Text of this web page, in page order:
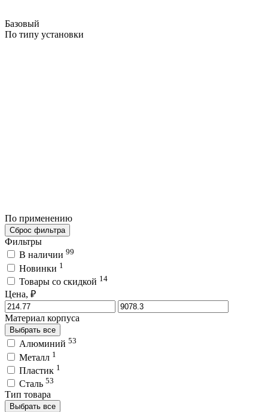
Базовый
По типу установки
По применению
Сброс фильтра
Фильтры
В наличии 99
Новинки 1
Товары со скидкой 14
Цена, ₽
Материал корпуса
Выбрать все
Алюминий 53
Металл 1
Пластик 1
Сталь 53
Тип товара
Выбрать все